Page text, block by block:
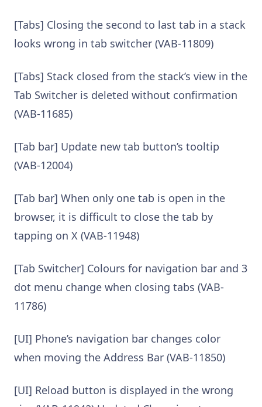
[Tabs] Closing the second to last tab in a stack
looks wrong in tab switcher (VAB-11809)
[Tabs] Stack closed from the stack’s view in the
Tab Switcher is deleted without confirmation
(VAB-11685)
[Tab bar] Update new tab button’s tooltip
(VAB-12004)
[Tab bar] When only one tab is open in the
browser, it is difficult to close the tab by
tapping on X (VAB-11948)
[Tab Switcher] Colours for navigation bar and 3
dot menu change when closing tabs (VAB-
11786)
[UI] Phone’s navigation bar changes color
when moving the Address Bar (VAB-11850)
[UI] Reload button is displayed in the wrong